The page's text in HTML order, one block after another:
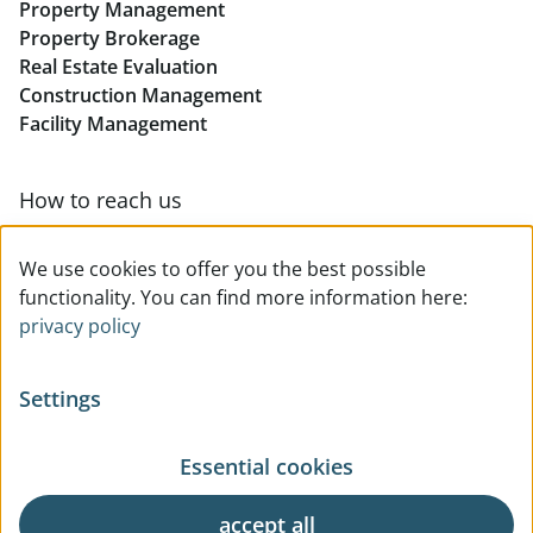
Retail in Linz
Property Management
Property Brokerage
Real Estate Evaluation
Construction Management
Facility Management
How to reach us
Terms Of Use
We use cookies to offer you the best possible
functionality. You can find more information here:
privacy policy
Settings
Essential cookies
accept all